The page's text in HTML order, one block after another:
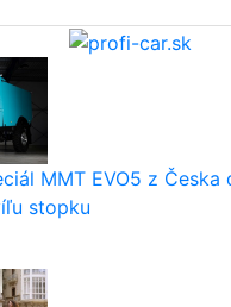
MMT EVO5 z Česka
stopku